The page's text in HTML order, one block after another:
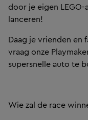
door je eigen
lanceren!
Daag je vrienden en
vraag onze
supersnelle auto te
Wie zal de race